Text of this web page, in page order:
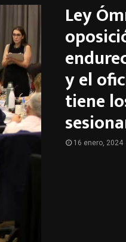
Ley
y el
tiene
16 enero, 2024